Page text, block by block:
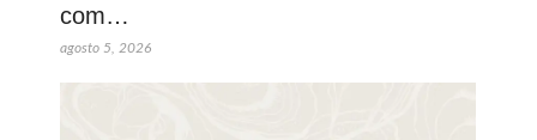
com…
agosto 5, 2026